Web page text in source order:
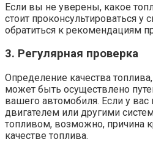
Если вы не уверены, какое
стоит проконсультироваться у
обратиться к рекомендациям
3. Регулярная проверка
Определение качества
может быть осуществлено
вашего автомобиля. Если у
двигателем или другими
топливом, возможно, причина
качестве топлива.